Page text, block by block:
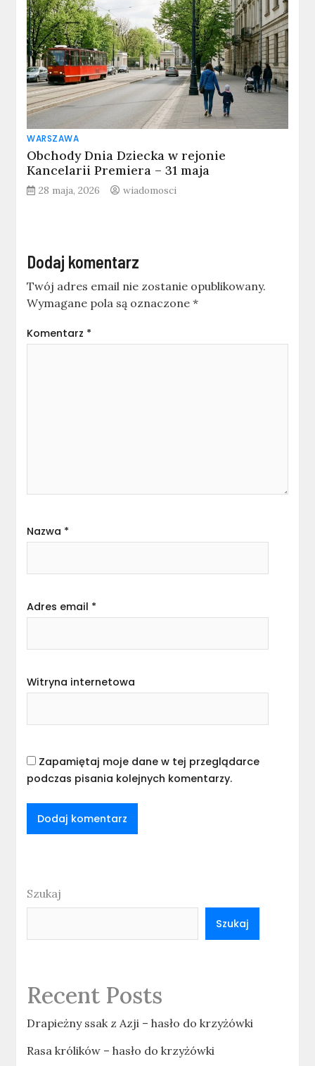
WARSZAWA
Obchody Dnia Dziecka w rejonie
Kancelarii Premiera – 31 maja
28 maja, 2026 wiadomosci
Dodaj komentarz
Twój adres email nie zostanie opublikowany.
Wymagane pola są oznaczone*
Komentarz *
Nazwa *
Adres email *
Witryna internetowa
Zapamiętaj moje dane w tej przeglądarce
podczas pisania kolejnych komentarzy.
Szukaj
Szukaj
Recent Posts
Drapieżny ssak z Azji – hasło do krzyżówki
Rasa królików – hasło do krzyżówki